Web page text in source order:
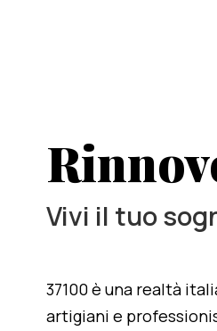
Vivi il tuo
37100 è una realtà
artigiani e